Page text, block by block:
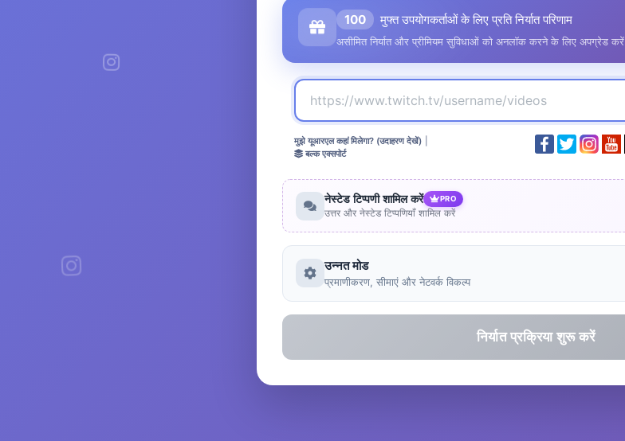
100 मुफ्त उपयोगकर्ताओं के लिए प्रति निर्यात परिणाम
असीमित निर्यात और प्रीमियम सुविधाओं को अनलॉक करने के लिए अपग्रेड करें
मुझे यूआरएल कहां मिलेगा? (उदाहरण देखें)
बल्क एक्सपोर्ट
नेस्टेड टिप्पणी शामिल करें PRO
उत्तर और नेस्टेड टिप्पणियाँ शामिल करें
उन्नत मोड
प्रमाणीकरण, सीमाएं और नेटवर्क विकल्प
निर्यात प्रक्रिया शुरू करें